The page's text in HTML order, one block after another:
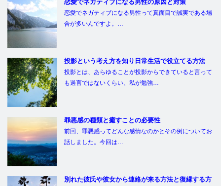
恋愛でネガティブになる男性の原因と対策
恋愛でネガティブになる男性って真面目で誠実である場
合が多いんですよ。…
投影という考え方を知り日常生活で役立てる方法
投影とは、あらゆることが投影からできていると言って
も過言ではないくらい、私が勉強…
罪悪感の種類と癒すことの必要性
前回、罪悪感ってどんな感情なのかとその例についてお
話しました。今回は…
別れた彼氏や彼女から連絡が来る方法と復縁する方